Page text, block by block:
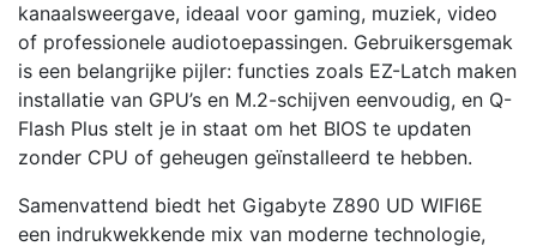
kanaalsweergave, ideaal voor gaming, muziek, video
of professionele audiotoepassingen. Gebruikersgemak
is een belangrijke pijler: functies zoals EZ-Latch maken
installatie van GPU’s en M.2-schijven eenvoudig, en Q-
Flash Plus stelt je in staat om het BIOS te updaten
zonder CPU of geheugen geïnstalleerd te hebben.
Samenvattend biedt het Gigabyte Z890 UD WIFI6E
een indrukwekkende mix van moderne technologie,